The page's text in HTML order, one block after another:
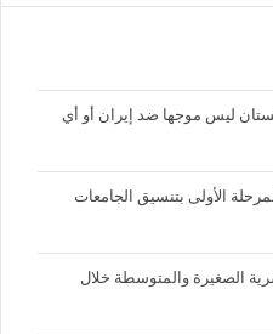
ليس موجها ضد إيران أو أي
الأولى بتنسيق الجامعات
الصغيرة والمتوسطة خلال